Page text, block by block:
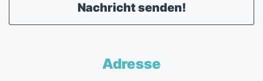
Nachricht senden!
Adresse